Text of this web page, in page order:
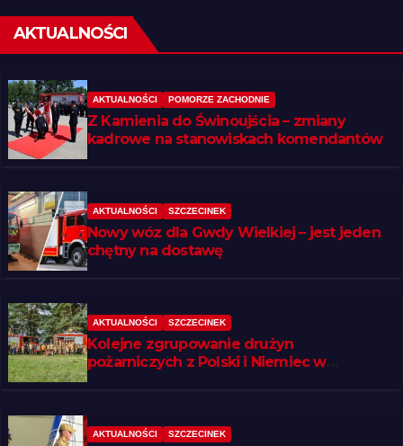
AKTUALNOŚCI
AKTUALNOŚCI POMORZE ZACHODNIE
Z Kamienia do Świnoujścia – zmiany
kadrowe na stanowiskach komendantów
AKTUALNOŚCI SZCZECINEK
Nowy wóz dla Gwdy Wielkiej – jest jeden
chętny na dostawę
AKTUALNOŚCI SZCZECINEK
Kolejne zgrupowanie drużyn
pożarniczych z Polski i Niemiec w
AKTUALNOŚCI SZCZECINEK